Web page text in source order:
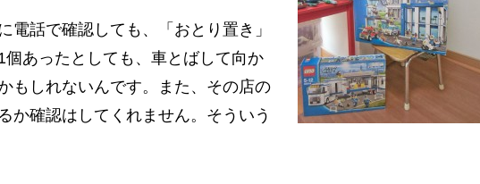
電話で確認しても、「おとり置き」
あったとしても、車とばして向か
もしれないんです。また、その店の
か確認はしてくれません。そういう